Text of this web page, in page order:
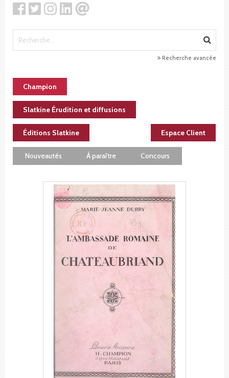
Recherche avancée
Champion
Slatkine Érudition et diffusions
Éditions Slatkine Espace Client
Nouveautés À paraître Concours